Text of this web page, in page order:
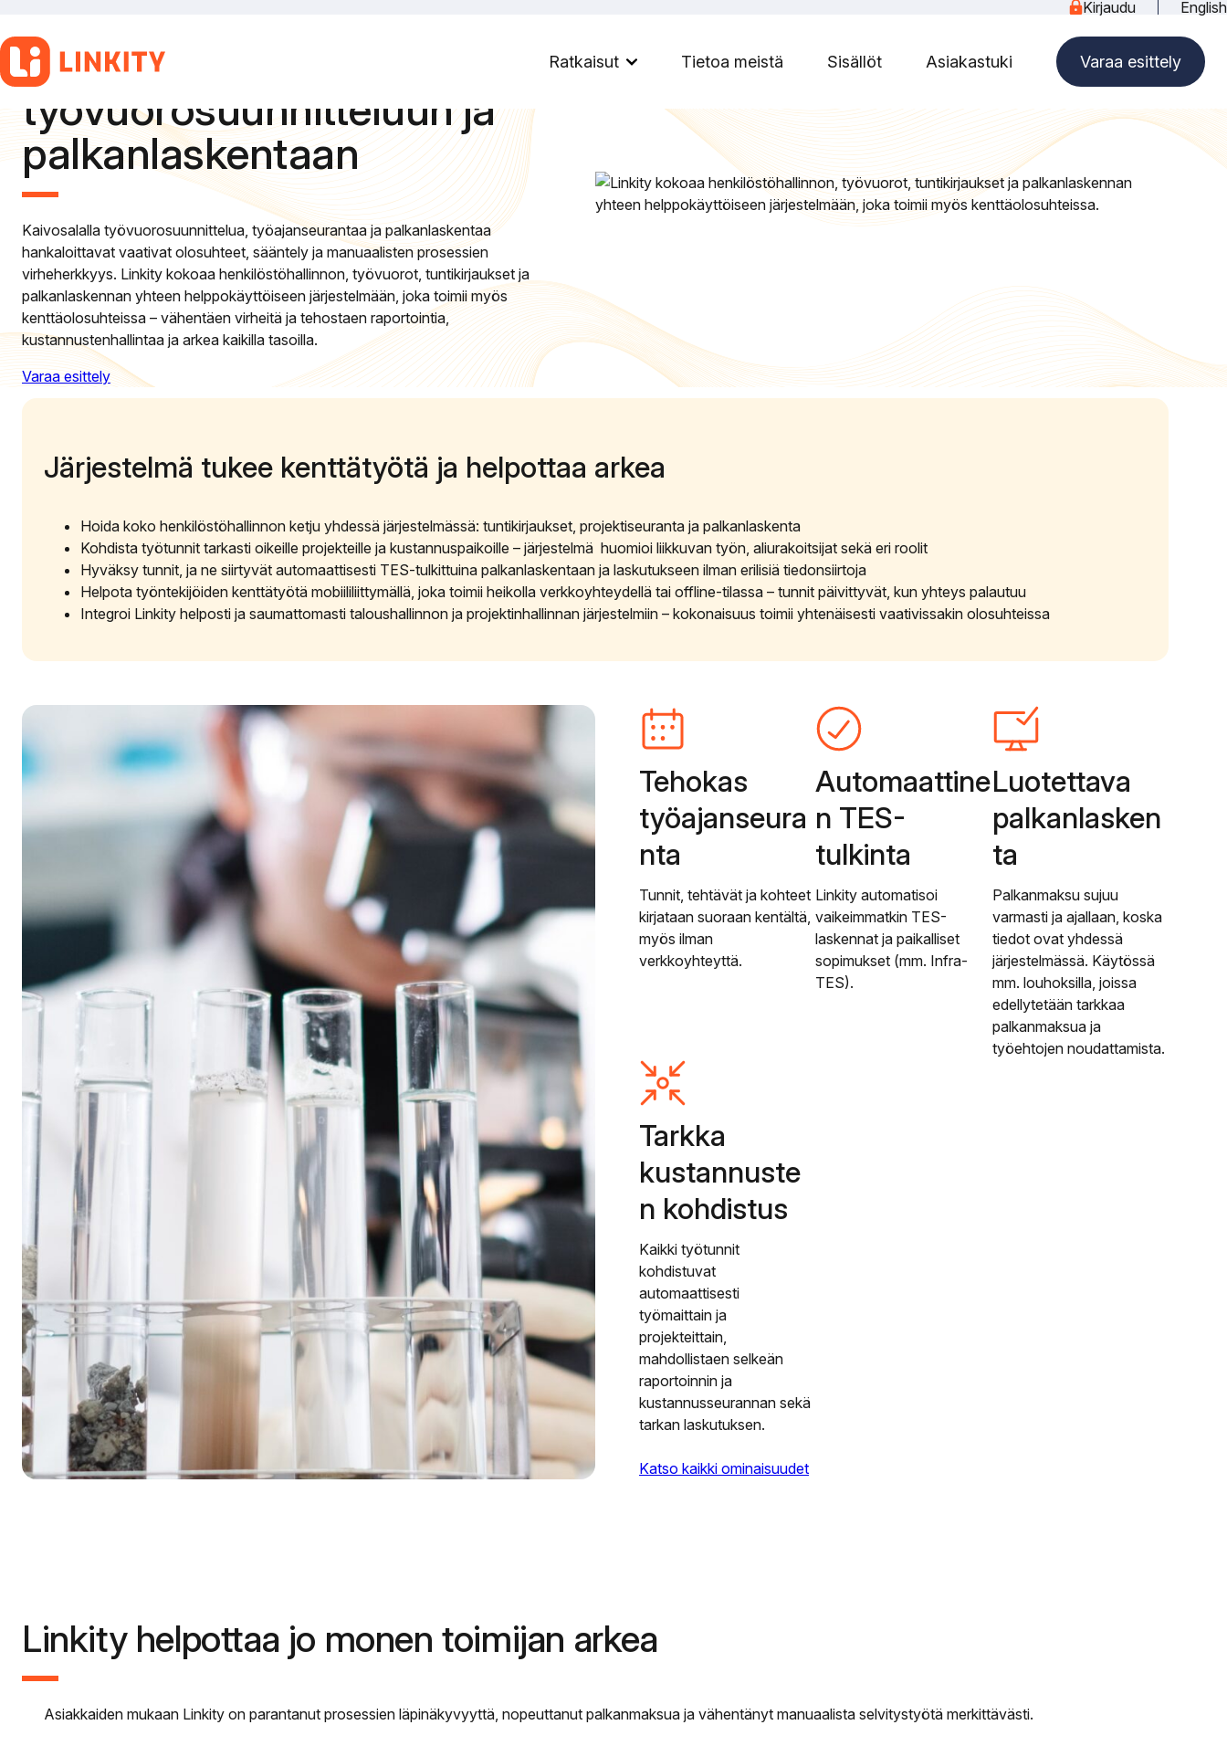
Kirjaudu English
Ratkaisut Tietoa meistä Sisällöt Asiakastuki Varaa esittely
sisältöön
Kehittyneet toiminnot
kaivosteollisuuden
työvuorosuunnitteluun ja
palkanlaskentaan
Kaivosalalla työvuorosuunnittelua, työajanseurantaa ja palkanlaskentaa
hankaloittavat vaativat olosuhteet, sääntely ja manuaalisten prosessien
virheherkkyys. Linkity kokoaa henkilöstöhallinnon, työvuorot, tuntikirjaukset ja
palkanlaskennan yhteen helppokäyttöiseen järjestelmään, joka toimii myös
kenttäolosuhteissa – vähentäen virheitä ja tehostaen raportointia,
kustannustenhallintaa ja arkea kaikilla tasoilla.
Varaa esittely
Järjestelmä tukee kenttätyötä ja helpottaa arkea
Hoida koko henkilöstöhallinnon ketju yhdessä järjestelmässä: tuntikirjaukset, projektiseuranta ja palkanlaskenta
Kohdista työtunnit tarkasti oikeille projekteille ja kustannuspaikoille – järjestelmä huomioi liikkuvan työn, aliurakoitsijat sekä eri roolit
Hyväksy tunnit, ja ne siirtyvät automaattisesti TES-tulkittuina palkanlaskentaan ja laskutukseen ilman erilisiä tiedonsiirtoja
Helpota työntekijöiden kenttätyötä mobiililiittymällä, joka toimii heikolla verkkoyhteydellä tai offline-tilassa – tunnit päivittyvät, kun yhteys palautuu
Integroi Linkity helposti ja saumattomasti taloushallinnon ja projektinhallinnan järjestelmiin – kokonaisuus toimii yhtenäisesti vaativissakin olosuhteissa
Tehokas
työajanseura
nta
Tunnit, tehtävät ja kohteet
kirjataan suoraan kentältä,
myös ilman
verkkoyhteyttä.
Automaattine
n TES-
tulkinta
Linkity automatisoi
vaikeimmatkin TES-
laskennat ja paikalliset
sopimukset (mm. Infra-
TES).
Luotettava
palkanlasken
ta
Palkanmaksu sujuu
varmasti ja ajallaan, koska
tiedot ovat yhdessä
järjestelmässä. Käytössä
mm. louhoksilla, joissa
edellytetään tarkkaa
palkanmaksua ja
työehtojen noudattamista.
Tarkka
kustannuste
n kohdistus
Kaikki työtunnit
kohdistuvat
automaattisesti
työmaittain ja
projekteittain,
mahdollistaen selkeän
raportoinnin ja
kustannusseurannan sekä
tarkan laskutuksen.
Katso kaikki ominaisuudet
Linkity helpottaa jo monen toimijan arkea
Asiakkaiden mukaan Linkity on parantanut prosessien läpinäkyvyyttä, nopeuttanut palkanmaksua ja vähentänyt manuaalista selvitystyötä merkittävästi.